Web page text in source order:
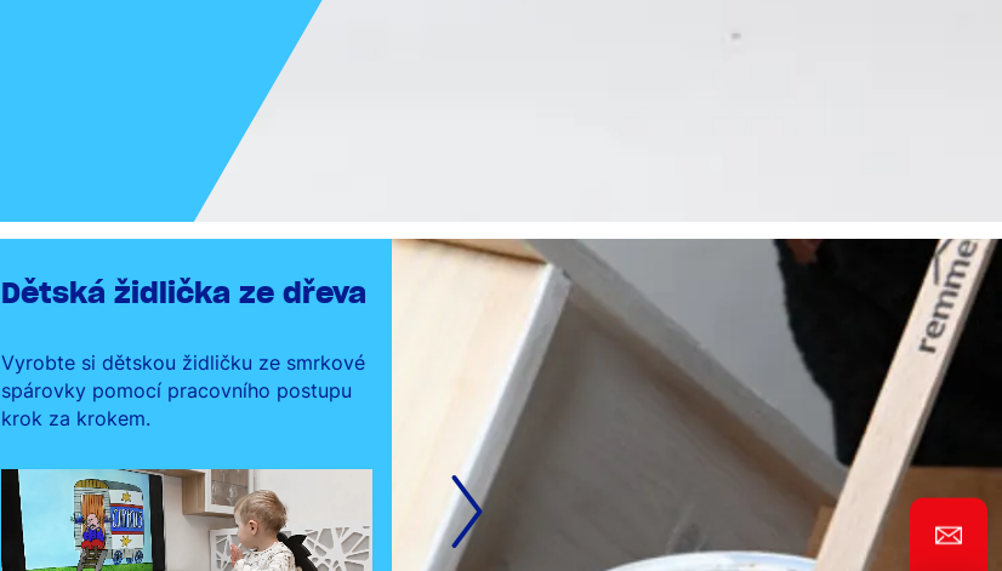
Dětská židlička ze dřeva
Vyrobte si dětskou židličku ze smrkové
spárovky pomocí pracovního postupu
krok za krokem.
krok za krokem
Projekt kombinuje jednoduchou výrobu
ze dřeva s doporučeným postupem
povrchové úpravy pomocí vodou
ředitelných nátěrů Remmers.